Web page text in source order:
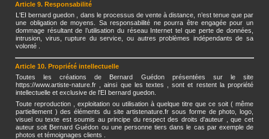
Article 9. Responsabilité
L'EI bernard guedon , dans le processus de vente à distance, n’est tenue que par
une obligation de moyens. Sa responsabilité ne pourra être engagée pour un
dommage résultant de l’utilisation du réseau Internet tel que perte de données,
intrusion, virus, rupture du service, ou autres problèmes indépendants de sa
volonté .
Article 10. Propriété intellectuelle
Toutes les créations de Bernard Guédon présentées sur le site
https://www.artiste-nature.fr , ainsi que les textes , sont et restent la propriété
intellectuelle et exclusive de l'EI bernard guedon.
Toute reproduction , exploitation ou utilisation à quelque titre que ce soit ( même
partiellement ) des éléments du site artistenature.fr sous forme de photo, logo,
visuel ou texte est soumis au principe du respect des droits d'auteur , que cet
auteur soit Bernard Guédon ou une personne tiers dans le cas par exemple de
photos et témoignages clients .